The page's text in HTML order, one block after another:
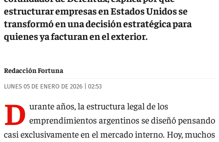
estructurar empresas en Estados Unidos se
transformó en una decisión estratégica para
quienes ya facturan en el exterior.
Redacción Fortuna
LUNES 05 DE ENERO DE 2026 | 02:53
D urante años, la estructura legal de los
emprendimientos argentinos se diseñó pensando
casi exclusivamente en el mercado interno. Hoy, muchos